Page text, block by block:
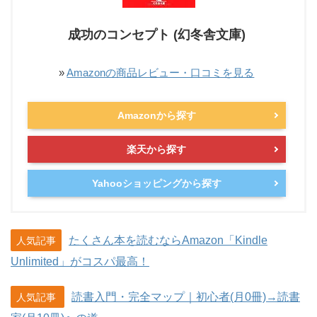
成功のコンセプト (幻冬舎文庫)
»Amazonの商品レビュー・口コミを見る
Amazonから探す
楽天から探す
Yahooショッピングから探す
人気記事
たくさん本を読むならAmazon「Kindle
Unlimited」がコスパ最高！
人気記事
読書入門・完全マップ｜初心者(月0冊)→読書